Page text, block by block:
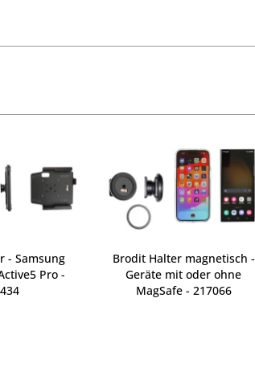
- Samsung
Pro -
Brodit Halter magnetisch -
Geräte mit oder ohne
MagSafe - 217066